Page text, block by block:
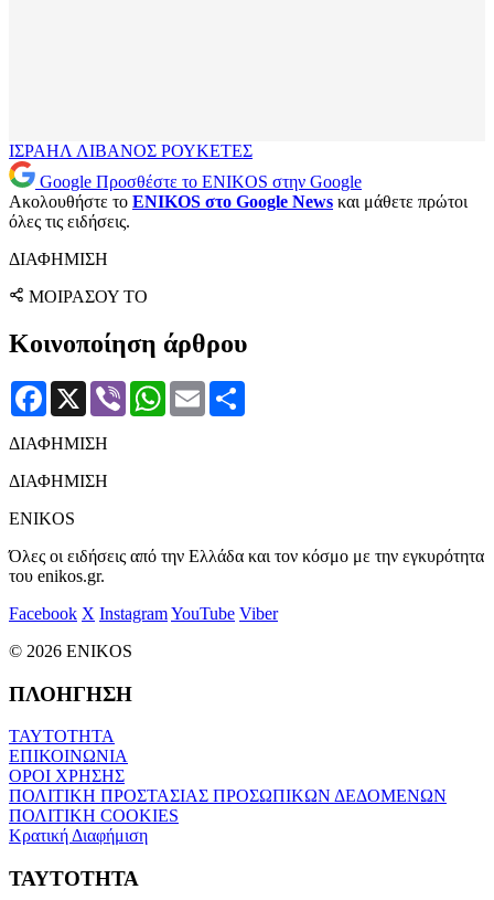
ΙΣΡΑΗΛ ΛΙΒΑΝΟΣ ΡΟΥΚΕΤΕΣ
Google Προσθέστε το ENIKOS στην Google
Ακολουθήστε το ENIKOS στο Google News και μάθετε πρώτοι
όλες τις ειδήσεις.
ΔΙΑΦΗΜΙΣΗ
ΜΟΙΡΑΣΟΥ ΤΟ
Κοινοποίηση άρθρου
Facebook
X Viber WhatsApp
Email
ΔΙΑΦΗΜΙΣΗ
ΔΙΑΦΗΜΙΣΗ
ENIKOS
Όλες οι ειδήσεις από την Ελλάδα και τον κόσμο με την εγκυρότητα
του enikos.gr.
Facebook X InstagramYouTube Viber
© 2026 ENIKOS
ΠΛΟΗΓΗΣΗ
ΤΑΥΤΟΤΗΤΑ
ΕΠΙΚΟΙΝΩΝΙΑ
ΟΡΟΙ ΧΡΗΣΗΣ
ΠΟΛΙΤΙΚΗ ΠΡΟΣΤΑΣΙΑΣ ΠΡΟΣΩΠΙΚΩΝ ΔΕΔΟΜΕΝΩΝ
ΠΟΛΙΤΙΚΗ COOKIES
Κρατική Διαφήμιση
ΤΑΥΤΟΤΗΤΑ